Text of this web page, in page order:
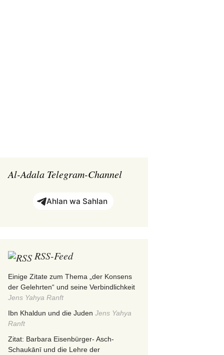
Al-Adala Telegram-Channel
Ahlan wa Sahlan
RSS-Feed
Einige Zitate zum Thema „der Konsens
der Gelehrten“ und seine Verbindlichkeit
Jens Yahya Ranft
Ibn Khaldun und die Juden Jens Yahya
Ranft
Zitat: Barbara Eisenbürger- Asch-
Schaukānī und die Lehre der